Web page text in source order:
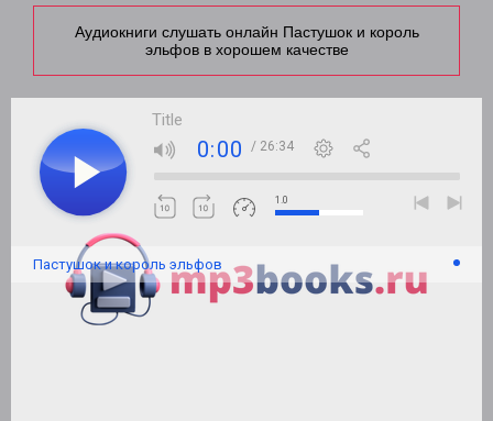
Аудиокниги слушать онлайн Пастушок и король
эльфов в хорошем качестве
Title
0:00 / 26:34
1.0
Пастушок и король эльфов